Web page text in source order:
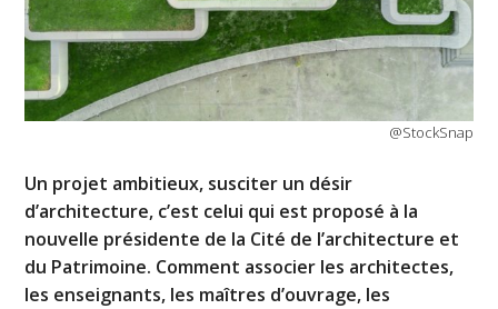
@StockSnap
Un projet ambitieux, susciter un désir
d’architecture, c’est celui qui est proposé à la
nouvelle présidente de la Cité de l’architecture et
du Patrimoine. Comment associer les architectes,
les enseignants, les maîtres d’ouvrage, les